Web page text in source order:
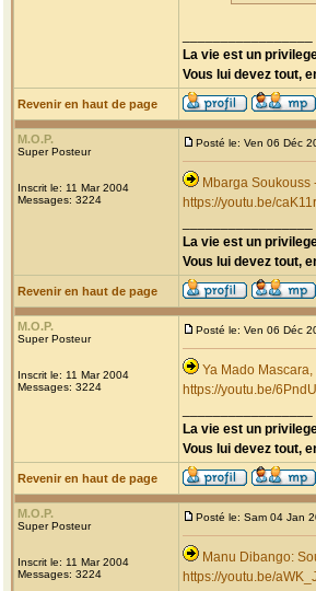
La vie est un
Vous lui devez tout,
Revenir en haut de page
M.O.P.
Super Posteur
Inscrit le: 11 Mar 2004
Messages: 3224
Posté le: Ven 06 Déc
Mbarga
https://youtu.be/
La vie est un
Vous lui devez tout,
Revenir en haut de page
M.O.P.
Super Posteur
Inscrit le: 11 Mar 2004
Messages: 3224
Posté le: Ven 06 Déc
Ya Mado
https://youtu.be/
La vie est un
Vous lui devez tout,
Revenir en haut de page
M.O.P.
Super Posteur
Inscrit le: 11 Mar 2004
Messages: 3224
Posté le: Sam 04 Jan
Manu Dibango:
https://youtu.be/